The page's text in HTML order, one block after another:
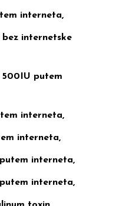
interneta,
internetske
putem
interneta,
interneta,
interneta,
interneta,